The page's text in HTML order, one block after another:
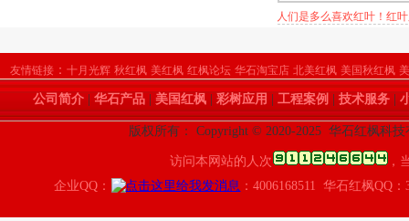
人们是多么喜欢红叶！红
友情链接 ： 十月光辉 秋红枫 美红枫 红枫论坛 华石淘宝店 北美红枫 美国秋红枫
公司简介 |华石产品 |美国红枫 |彩树应用 |工程案例 |技术服务 |
版权所有： Copyright © 2020-2025 华石红枫科
访问本网站的人次
，
企业QQ：
：4006168511 华石红枫QQ